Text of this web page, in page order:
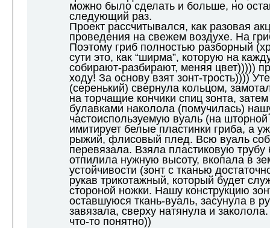
можно было сделать и больше, но
следующий раз.
Проект рассчитывался, как разовая
проведения на свежем воздухе. На
Поэтому гриб полностью разборный
сути это, как “ширма”, которую на
собирают-разбирают, меняя цвет)))))
ходу! За основу взят зонт-трость))))
(серенький) свернула кольцом,
на торчащие кончики спиц зонта,
булавками наколола (помучилась)
частоиспользуемую вуаль (на
имитирует белые пластинки гриба, а
рыжий, флисовый плед. Всю вуаль
перевязала. Взяла пластиковую
отпилила нужную высоту, вкопала в
устойчивости (зонт с тканью
рукав трикотажный, который будет
стороной ножки. Нашу конструкцию
оставшуюся ткань-вуаль, засунула в
завязала, сверху натянула и
что-то понятно))